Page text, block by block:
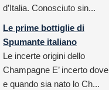
d’Italia. Conosciuto sin...
Le prime bottiglie di
Spumante italiano
Le incerte origini dello
Champagne E’ incerto dove
e quando sia nato lo Ch...